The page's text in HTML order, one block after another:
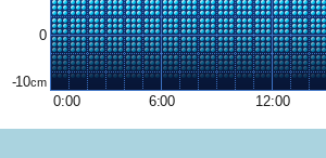
0
-10
0:00
6:00 12:00